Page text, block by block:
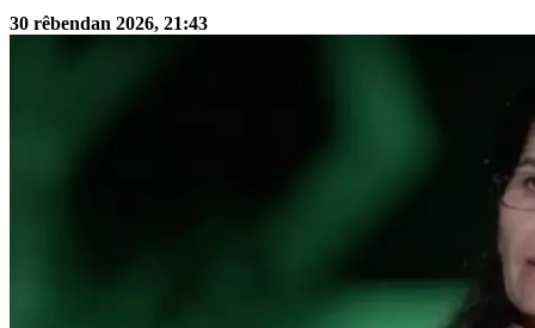
30 rêbendan 2026, 21:43